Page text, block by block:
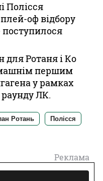
Полісся
оф відбору
поступилося
для Ротаня і Ко
першим
у рамках
раунду ЛК.
Ротань Полісся
Реклама